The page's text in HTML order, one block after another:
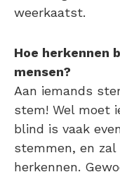
weerkaatst.
Hoe herkennen
mensen?
Aan iemands
stem! Wel moet
blind is vaak
stemmen, en
herkennen.